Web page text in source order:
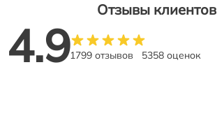
Отзывы клиентов
4.91799 отзывов 5358 оценок